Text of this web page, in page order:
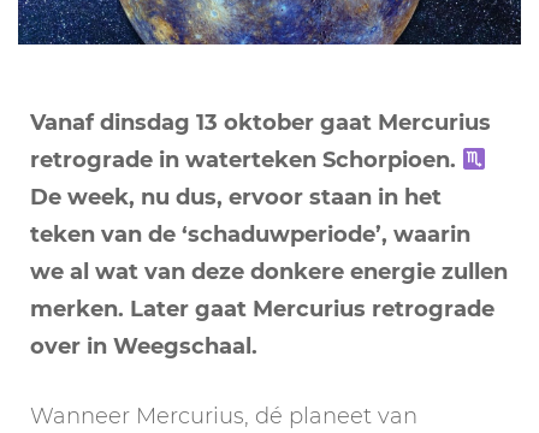
Vanaf dinsdag 13 oktober gaat Mercurius
retrograde in waterteken Schorpioen.
De week, nu dus, ervoor staan in het
teken van de ‘schaduwperiode’, waarin
we al wat van deze donkere energie zullen
merken. Later gaat Mercurius retrograde
over in Weegschaal.
Wanneer Mercurius, dé planeet van